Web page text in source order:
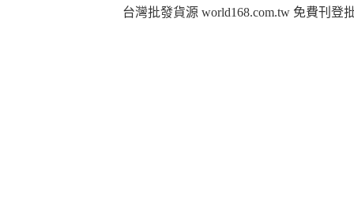
台灣批發貨源 world168.com.tw 免費刊登